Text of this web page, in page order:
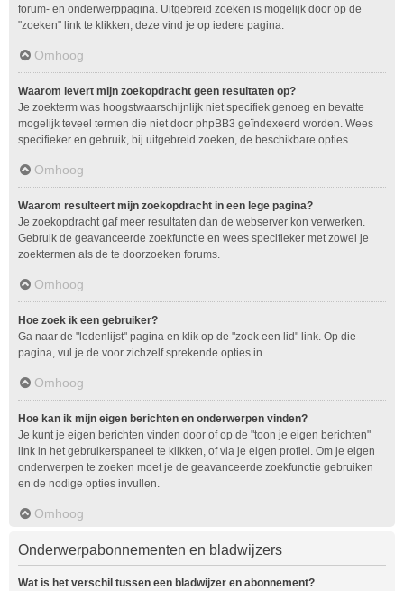
forum- en onderwerppagina. Uitgebreid zoeken is mogelijk door op de
"zoeken" link te klikken, deze vind je op iedere pagina.
Omhoog
Waarom levert mijn zoekopdracht geen resultaten op?
Je zoekterm was hoogstwaarschijnlijk niet specifiek genoeg en bevatte
mogelijk teveel termen die niet door phpBB3 geïndexeerd worden. Wees
specifieker en gebruik, bij uitgebreid zoeken, de beschikbare opties.
Omhoog
Waarom resulteert mijn zoekopdracht in een lege pagina?
Je zoekopdracht gaf meer resultaten dan de webserver kon verwerken.
Gebruik de geavanceerde zoekfunctie en wees specifieker met zowel je
zoektermen als de te doorzoeken forums.
Omhoog
Hoe zoek ik een gebruiker?
Ga naar de "ledenlijst" pagina en klik op de "zoek een lid" link. Op die
pagina, vul je de voor zichzelf sprekende opties in.
Omhoog
Hoe kan ik mijn eigen berichten en onderwerpen vinden?
Je kunt je eigen berichten vinden door of op de "toon je eigen berichten"
link in het gebruikerspaneel te klikken, of via je eigen profiel. Om je eigen
onderwerpen te zoeken moet je de geavanceerde zoekfunctie gebruiken
en de nodige opties invullen.
Omhoog
Onderwerpabonnementen en bladwijzers
Wat is het verschil tussen een bladwijzer en abonnement?